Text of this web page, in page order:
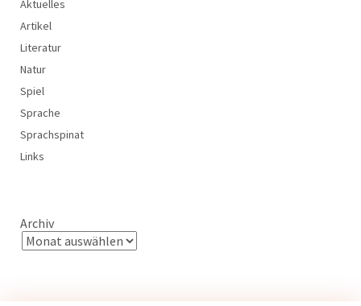
Aktuelles
Artikel
Literatur
Natur
Spiel
Sprache
Sprachspinat
Links
Archiv